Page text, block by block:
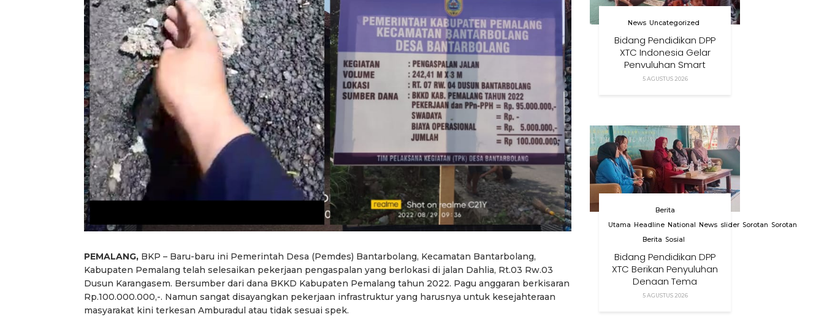
PEMALANG, BKP – Baru-baru ini Pemerintah Desa (Pemdes) Bantarbolang, Kecamatan Bantarbolang,
Kabupaten Pemalang telah selesaikan pekerjaan pengaspalan yang berlokasi di jalan Dahlia, Rt.03 Rw.03
Dusun Karangasem. Bersumber dari dana BKKD Kabupaten Pemalang tahun 2022. Pagu anggaran berkisaran
Rp.100.000.000,-. Namun sangat disayangkan pekerjaan infrastruktur yang harusnya untuk kesejahteraan
masyarakat kini terkesan Amburadul atau tidak sesuai spek.
News Uncategorized
Bidang Pendidikan DPP
XTC Indonesia Gelar
Penyuluhan Smart
Parenting Di Desa
5 AGUSTUS 2026
Berita
Utama
Headline National News slider Sorotan Sorotan
Berita Sosial
Bidang Pendidikan DPP
XTC Berikan Penyuluhan
Dengan Tema
Membangun Peran
5 AGUSTUS 2026